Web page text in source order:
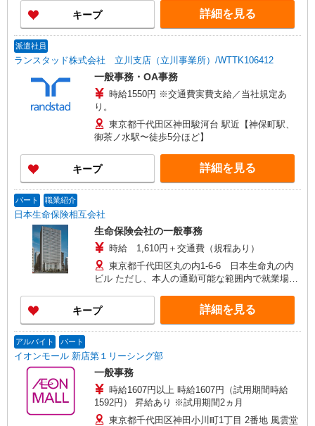
キープ 詳細を見る
派遣社員
ランスタッド株式会社 立川支店（立川事業所）/WTTK106412
一般事務・OA事務
時給1550円 ※交通費実費支給／当社規定あ
り。
東京都千代田区神田駿河台 駅近【神保町駅、
御茶ノ水駅〜徒歩5分ほど】
キープ 詳細を見る
パート 職業紹介
日本生命保険相互会社
生命保険会社の一般事務
時給 1,610円＋交通費（規程あり）
東京都千代田区丸の内1-6-6 日本生命丸の内
ビル ただし、本人の通勤可能な範囲内で就業場所
キープ 詳細を見る
アルバイト パート
イオンモール 新店第１リーシング部
一般事務
時給1607円以上 時給1607円（試用期間時給
1592円） 昇給あり ※試用期間2ヵ月
東京都千代田区神田小川町1丁目 2番地 風雲堂